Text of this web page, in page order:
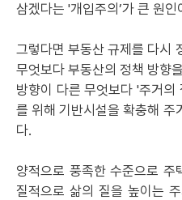
삼겠다는 '개입주의’가 큰 원인
그렇다면 부동산 규제를 다시
무엇보다 부동산의 정책 방향
방향이 다른 무엇보다 '주거의
를 위해 기반시설을 확충해 주
다.
양적으로 풍족한 수준으로
질적으로 삶의 질을 높이는